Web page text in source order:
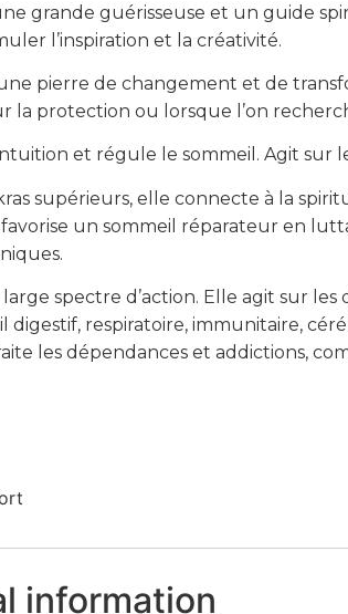
grande guérisseuse et un guide
l’inspiration et la créativité.
pierre de changement et de
la protection ou lorsque l’on
et régule le sommeil. Agit sur
supérieurs, elle connecte à la
un sommeil réparateur en
large spectre d’action. Elle agit sur
digestif, respiratoire, immunitaire,
les dépendances et addictions,
information